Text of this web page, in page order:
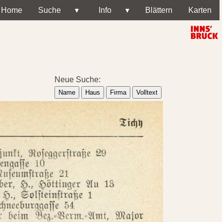
Home Suche ▾ Info ▾ Blättern Karten
Neue Suche:
Name Haus Firma Volltext